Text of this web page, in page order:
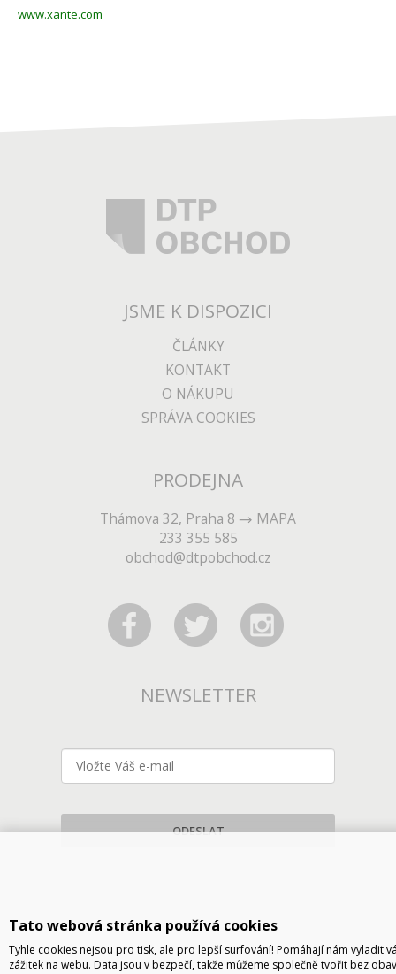
www.xante.com
JSME K DISPOZICI
ČLÁNKY
KONTAKT
O NÁKUPU
SPRÁVA COOKIES
PRODEJNA
Thámova 32, Praha 8
MAPA
233 355 585
obchod@dtpobchod.cz
NEWSLETTER
ODESLAT
Tato webová stránka používá cookies
Tyhle cookies nejsou pro tisk, ale pro lepší surfování! Pomáhají nám vyladit
zážitek na webu. Data jsou v bezpečí, takže můžeme společně tvořit bez